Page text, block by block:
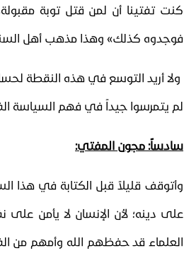
كنت تفتينا أن لمن قتل توبة
فوجدوه كذلك» وهذا مذهب أهل
ولا أريد التوسع في هذه النقطة
لم يتمرسوا جيداً في فهم السياسة
سادساً: مجون المفتي:
وأتوقف قليلاً قبل الكتابة في هذا
على دينه؛ لأن الإنسان لا يأمن
العلماء قد حفظهم الله وأمهم من